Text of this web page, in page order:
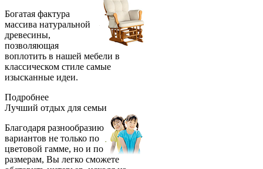
Богатая фактура
массива натуральной
древесины,
позволяющая
воплотить в нашей мебели в
классическом стиле самые
изысканные идеи.
Подробнее
Лучший отдых для семьи
Благодаря разнообразию
вариантов не только по
цветовой гамме, но и по
размерам, Вы легко сможете